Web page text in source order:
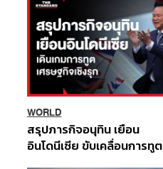
WORLD
สรุปภารกิจอนุทิน เยือน
อินโดนีเซีย ขับเคลื่อนการทูต